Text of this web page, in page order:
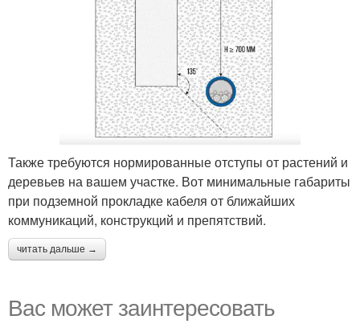
Также требуются нормированные отступы от растений и
деревьев на вашем участке. Вот минимальные габариты
при подземной прокладке кабеля от ближайших
коммуникаций, конструкций и препятствий.
читать дальше →
Вас может заинтересовать